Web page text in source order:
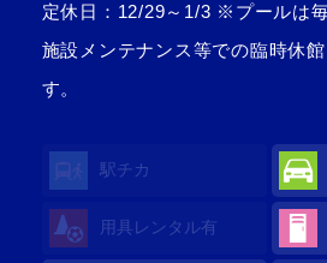
定休日：12/29～1/3 ※プールは
施設メンテナンス等での臨時休
す。
駅チカ
用具レンタル有